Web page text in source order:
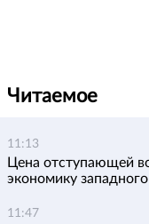
Читаемое
11:13
Цена отступающей
экономику
11:47